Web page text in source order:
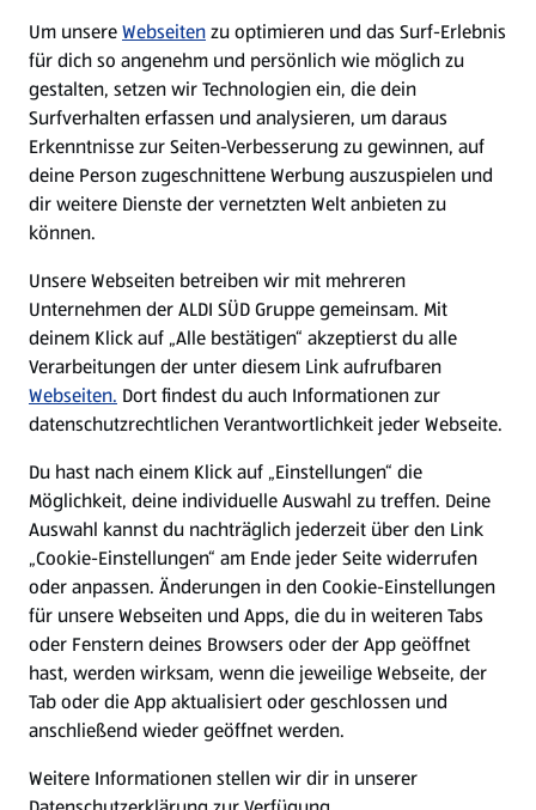
WhatsApp
Über ALDI SÜD
Filialen
Nachhaltigkeit
Karriere
Presse
Hilfe & Kontakt
(öffnet in einem neuen Tab)
Unternehmen
Folge uns hier:
Um unsereWebseitenzu optimieren und das Surf-Erlebnis
für dich so angenehm und persönlich wie möglich zu
gestalten, setzen wir Technologien ein, die dein
Surfverhalten erfassen und analysieren, um daraus
Erkenntnisse zur Seiten-Verbesserung zu gewinnen, auf
deine Person zugeschnittene Werbung auszuspielen und
dir weitere Dienste der vernetzten Welt anbieten zu
können.
Unsere Webseiten betreiben wir mit mehreren
Unternehmen der ALDI SÜD Gruppe gemeinsam. Mit
deinem Klick auf „Alle bestätigen“ akzeptierst du alle
Verarbeitungen der unter diesem Link aufrufbaren
Webseiten. Dort findest du auch Informationen zur
datenschutzrechtlichen Verantwortlichkeit jeder Webseite.
Du hast nach einem Klick auf „Einstellungen“ die
Möglichkeit, deine individuelle Auswahl zu treffen. Deine
Auswahl kannst du nachträglich jederzeit über den Link
„Cookie-Einstellungen“ am Ende jeder Seite widerrufen
oder anpassen. Änderungen in den Cookie-Einstellungen
für unsere Webseiten und Apps, die du in weiteren Tabs
oder Fenstern deines Browsers oder der App geöffnet
hast, werden wirksam, wenn die jeweilige Webseite, der
Tab oder die App aktualisiert oder geschlossen und
anschließend wieder geöffnet werden.
Weitere Informationen stellen wir dir in unserer